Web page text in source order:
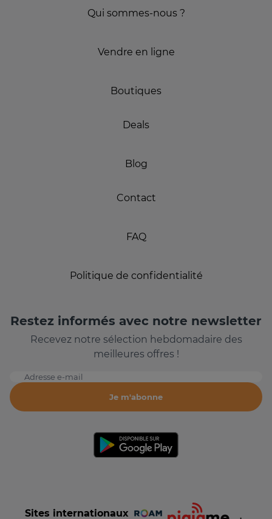
Qui sommes-nous ?
Vendre en ligne
Boutiques
Deals
Blog
Contact
FAQ
Politique de confidentialité
Restez informés avec notre newsletter
Recevez notre sélection hebdomadaire des
meilleures offres !
Adresse e-mail
Je m'abonne
Sites internationaux